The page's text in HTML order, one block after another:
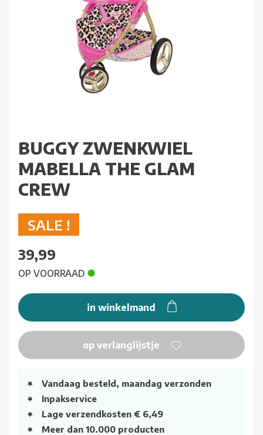
BUGGY ZWENKWIEL
MABELLA THE GLAM
CREW
SALE !
39,99
OP VOORRAAD
in winkelmand
op verlanglijstje
Vandaag besteld, maandag verzonden
Inpakservice
Lage verzendkosten € 6,49
Meer dan 10.000 producten